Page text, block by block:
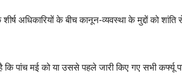
अधिकारियों के बीच कानून-व्यवस्था के मुद्दों को
पांच मई को या उससे पहले जारी किए गए सभी कर्फ्यू